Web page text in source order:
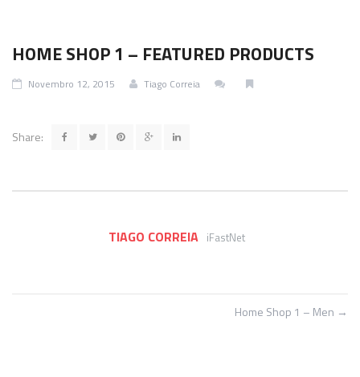
Saúde e Bem Estar
HOME SHOP 1 – FEATURED PRODUCTS
Novembro 12, 2015 Tiago Correia
Share:
TIAGO CORREIA iFastNet
Home Shop 1 – Men →